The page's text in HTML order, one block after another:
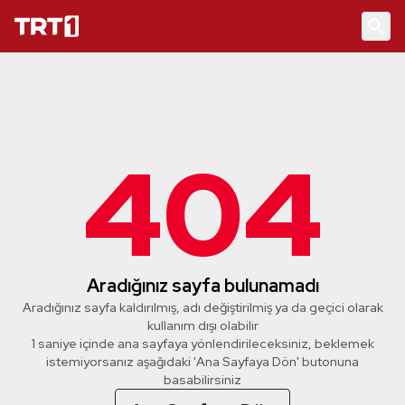
404
Aradığınız sayfa bulunamadı
Aradığınız sayfa kaldırılmış, adı değiştirilmiş ya da geçici olarak
kullanım dışı olabilir
1 saniye içinde ana sayfaya yönlendirileceksiniz, beklemek
istemiyorsanız aşağıdaki 'Ana Sayfaya Dön' butonuna
basabilirsiniz